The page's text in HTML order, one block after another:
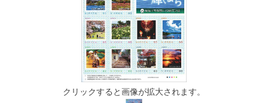
クリックすると画像が拡大されます。